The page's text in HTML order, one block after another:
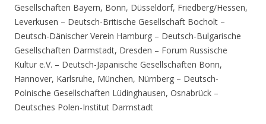
Gesellschaften Bayern, Bonn, Düsseldorf, Friedberg/Hessen,
Leverkusen – Deutsch-Britische Gesellschaft Bocholt –
Deutsch-Dänischer Verein Hamburg – Deutsch-Bulgarische
Gesellschaften Darmstadt, Dresden – Forum Russische
Kultur e.V. – Deutsch-Japanische Gesellschaften Bonn,
Hannover, Karlsruhe, München, Nürnberg – Deutsch-
Polnische Gesellschaften Lüdinghausen, Osnabrück –
Deutsches Polen-Institut Darmstadt